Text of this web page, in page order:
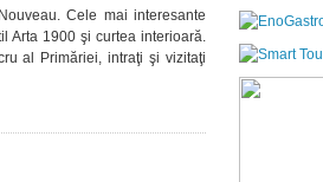
Cele mai interesante
Arta 1900 şi curtea interioară.
al Primăriei, intraţi şi vizitaţi